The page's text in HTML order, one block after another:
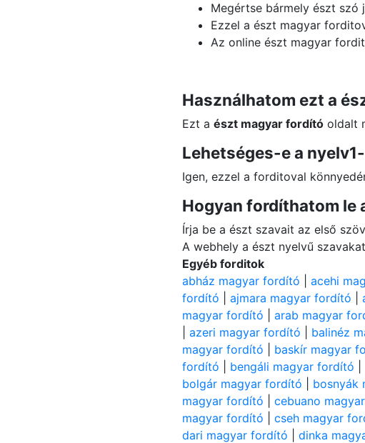
Megértse bármely észt szó
Ezzel a észt magyar
Az online észt magyar
Használhatom ezt a
Ezt aészt magyar fordító oldalt
Lehetséges-e a
Igen, ezzel a forditoval
Hogyan fordíthatom le
Írja be a észt szavait az első
A webhely a észt nyelvű
Egyéb forditok
abház magyar fordító |acehi
fordító |ajmara magyar fordító |
magyar fordító |arab magyar
|azeri magyar fordító balinéz
magyar fordító
baskír magyar
fordító
bengáli magyar fordító
bolgár magyar fordító
bosnyák
magyar fordító |cebuano
magyar fordító |cseh magyar
dari magyar fordító |dinka